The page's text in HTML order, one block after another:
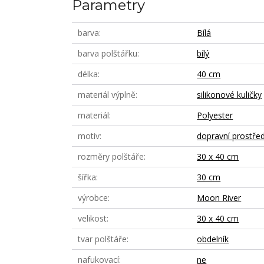
Parametry
barva
Bílá
barva polštářku
bílý
délka
40 cm
materiál výplně
silikonové kuličky
materiál
Polyester
motiv
dopravní
rozměry polštáře
30 x 40 cm
šířka
30 cm
výrobce
Moon River
velikost
30 x 40 cm
tvar polštáře
obdelník
nafukovací
ne